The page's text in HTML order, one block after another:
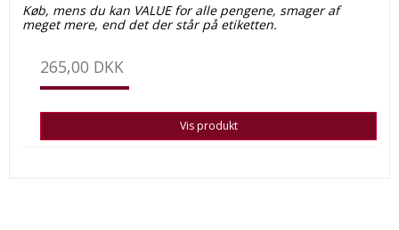
Køb, mens du kan VALUE for alle pengene, smager af
meget mere, end det der står på etiketten.
265,00 DKK
Vis produkt